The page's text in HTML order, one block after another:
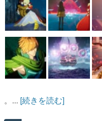
その他
電ファミニコゲーマーとは？
運営：株式会社マレ
。... [続きを読む]